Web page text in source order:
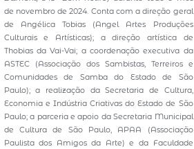
de novembro de 2024. Conta com a direção geral
de Angélica Tobias (Angel Artes Produções
Culturais e Artísticas); a direção artística de
Thobias da Vai-Vai; a coordenação executiva da
ASTEC (Associação dos Sambistas, Terreiros e
Comunidades de Samba do Estado de São
Paulo); a realização da Secretaria de Cultura,
Economia e Indústria Criativas do Estado de São
Paulo; a parceria e apoio da Secretaria Municipal
de Cultura de São Paulo, APAA (Associação
Paulista dos Amigos da Arte) e da Faculdade